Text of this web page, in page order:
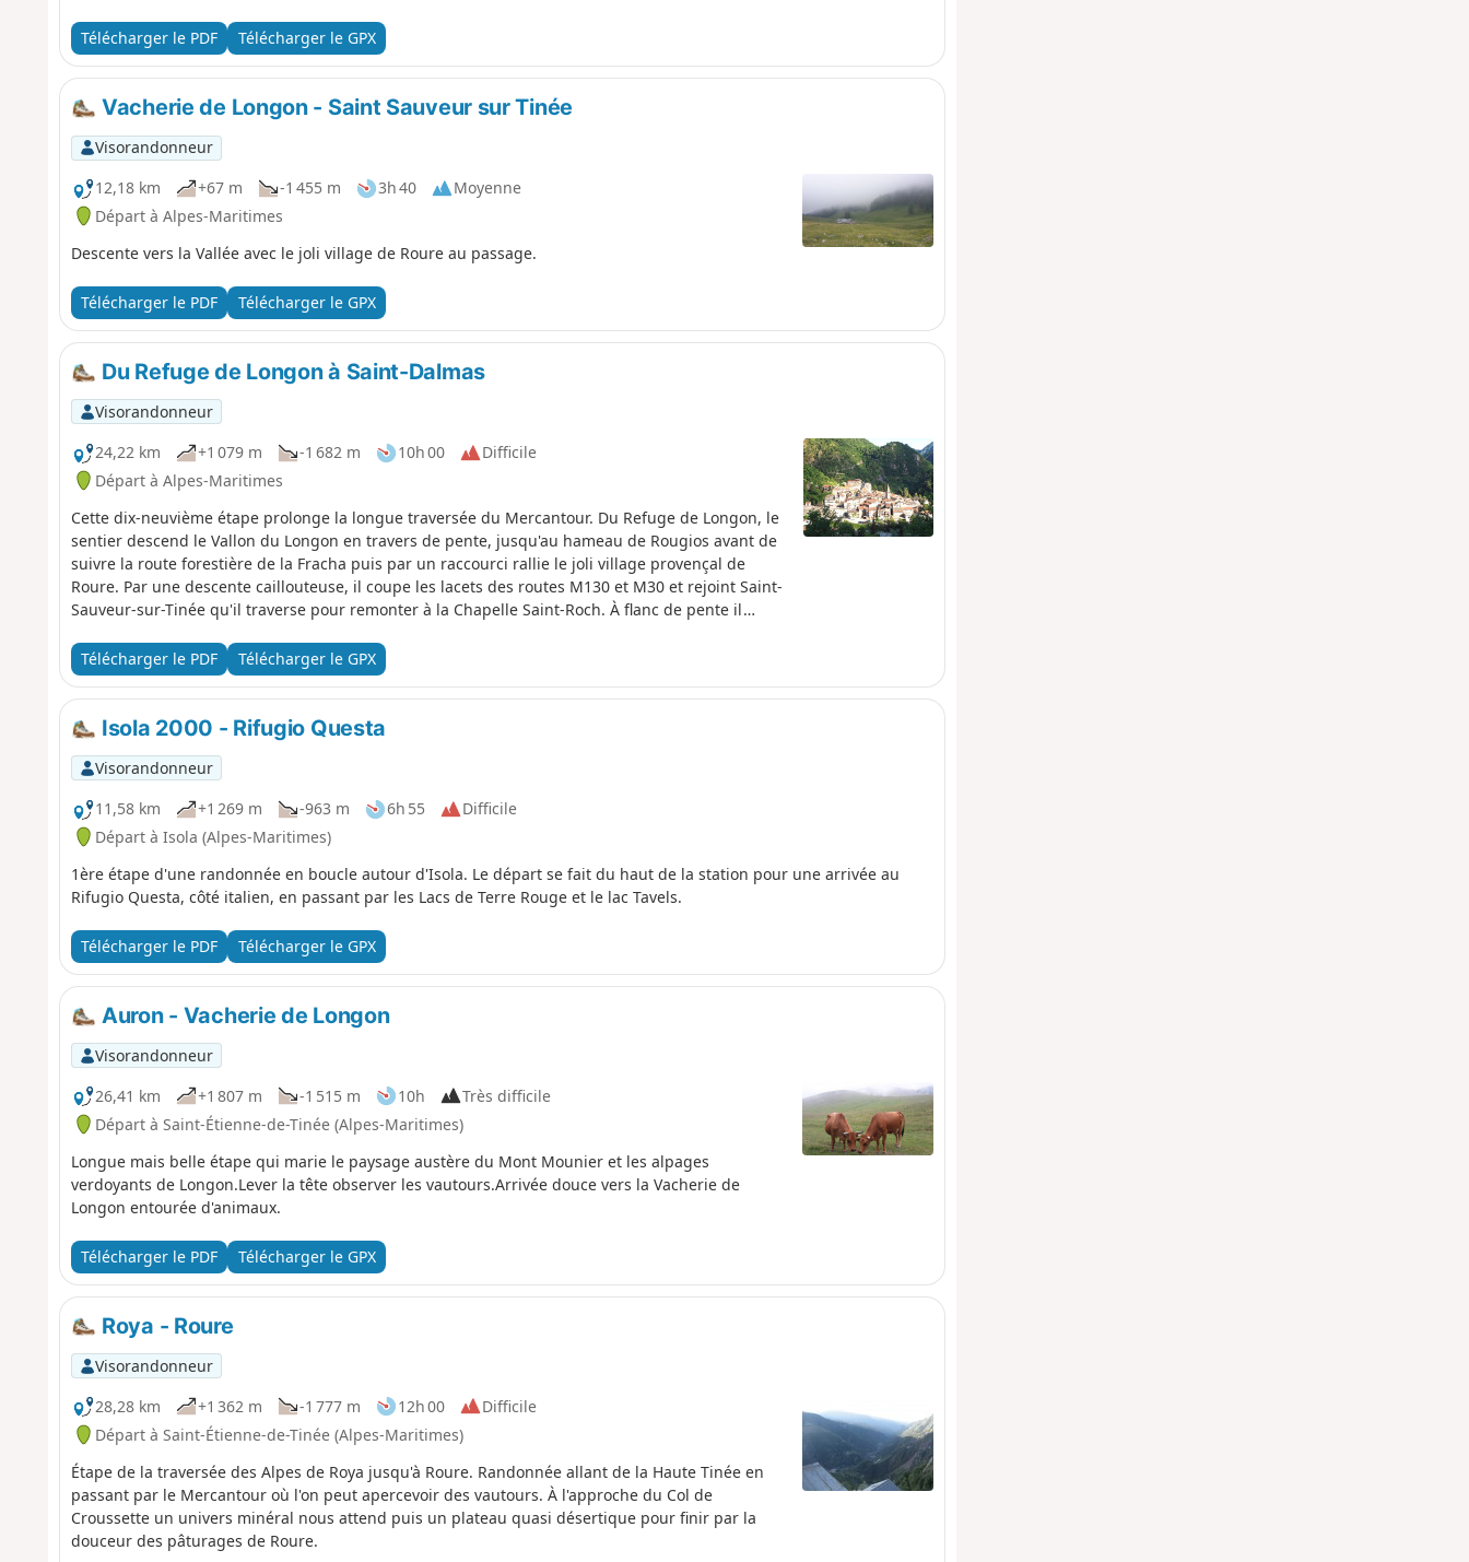
peine d'amende pouvant s'élever jusqu'à 1500 €, voir les informations pratiques.
Télécharger le PDF Télécharger le GPX
Vacherie de Longon - Saint Sauveur sur Tinée
Visorandonneur
12,18 km
+67 m -1 455 m 3h 40
Moyenne
Départ à Alpes-Maritimes
Descente vers la Vallée avec le joli village de Roure au passage.
Télécharger le PDF Télécharger le GPX
Du Refuge de Longon à Saint-Dalmas
Visorandonneur
24,22 km
+1 079 m -1 682 m 10h 00
Difficile
Départ à Alpes-Maritimes
Cette dix-neuvième étape prolonge la longue traversée du Mercantour. Du Refuge de Longon, le
sentier descend le Vallon du Longon en travers de pente, jusqu'au hameau de Rougios avant de
suivre la route forestière de la Fracha puis par un raccourci rallie le joli village provençal de
Roure. Par une descente caillouteuse, il coupe les lacets des routes M130 et M30 et rejoint Saint-
Sauveur-sur-Tinée qu'il traverse pour remonter à la Chapelle Saint-Roch. À flanc de pente il
arrive à Rimplas. Le GR®5 descend doucement vers le collet de Ragias et franchit le Vallon Gros,
avant de remonter sur la crête de son versant puis longer le hameau la Bolline. De là, il grimpe
au hameau la Roche puis s'élève sur la croupe du Vallon de Bramafam pour gagner Saint-Dalmas
Valdeblore.
Télécharger le PDF Télécharger le GPX
Isola 2000 - Rifugio Questa
Visorandonneur
11,58 km
+1 269 m -963 m 6h 55
Difficile
Départ à Isola (Alpes-Maritimes)
1ère étape d'une randonnée en boucle autour d'Isola. Le départ se fait du haut de la station pour une arrivée au
Rifugio Questa, côté italien, en passant par les Lacs de Terre Rouge et le lac Tavels.
Télécharger le PDF Télécharger le GPX
Auron - Vacherie de Longon
Visorandonneur
26,41 km
+1 807 m -1 515 m 10h
Très difficile
Départ à Saint-Étienne-de-Tinée (Alpes-Maritimes)
Longue mais belle étape qui marie le paysage austère du Mont Mounier et les alpages
verdoyants de Longon.Lever la tête observer les vautours.Arrivée douce vers la Vacherie de
Longon entourée d'animaux.
Télécharger le PDF Télécharger le GPX
Roya - Roure
Visorandonneur
28,28 km
+1 362 m -1 777 m 12h 00
Difficile
Départ à Saint-Étienne-de-Tinée (Alpes-Maritimes)
Étape de la traversée des Alpes de Roya jusqu'à Roure. Randonnée allant de la Haute Tinée en
passant par le Mercantour où l'on peut apercevoir des vautours. À l'approche du Col de
Croussette un univers minéral nous attend puis un plateau quasi désertique pour finir par la
douceur des pâturages de Roure.